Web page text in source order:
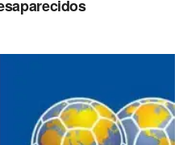
ha causado un
revelando muchas